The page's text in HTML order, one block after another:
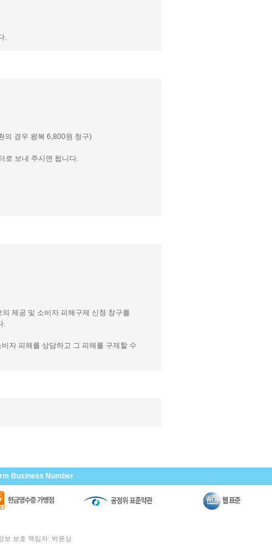
.
의 경우 왕복 6,800원 청구)
로 보내 주시면 됩니다.
제공 및 소비자 피해구제 신청 창구를
.
자 피해를 상담하고 그 피해를 구제할 수
Business Number
보 보호 책임자: 박윤상